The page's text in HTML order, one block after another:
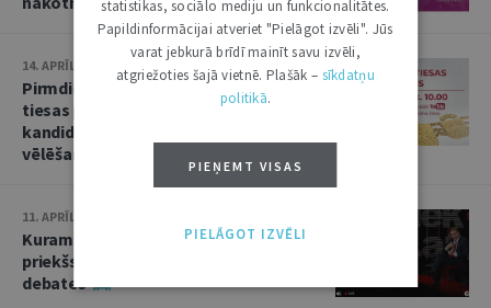
14. APRĪLIS • 10:13
Pirmdien plēnumā – Augstākās
tiesas priekšsēdētāja amata
kandidāta izvirzīšana un divas
vēlēšanas
11. APRĪLIS • 15:02
Kuram jābūt Augstākās tiesas
priekšsēdētājam? Kandidātu
debates
statistikas, sociālo mediju un funkcionalitātes.
Papildinformācijai atveriet "Pielāgot izvēli". Jūs
varat jebkurā brīdī mainīt savu izvēli,
atgriežoties šajā vietnē. Plašāk – sīkdatņu
politikā.
PIEŅEMT VISAS
PIELĀGOT IZVĒLI